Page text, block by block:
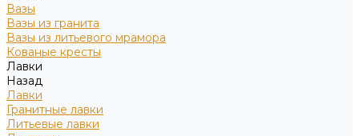
Вазы
Вазы из гранита
Вазы из литьевого мрамора
Кованые кресты
Лавки
Назад
Лавки
Гранитные лавки
Литьевые лавки